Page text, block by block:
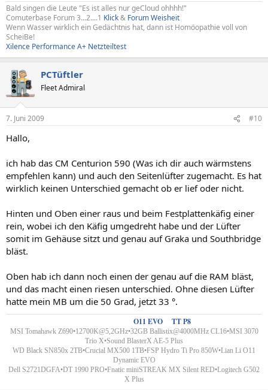
Bald singen die Leute "Es ist alles nur geCloud ohhhh!"
Comuterbase Forum 3...2....1 Klick& Forum Weisheit
Wenn Wasser wirklich ein Gedächtnis hat, dann ist Homöopathie voll von
ScheiBe!
Xilence Performance A+ Netzteiltest
PCTüftler
Fleet Admiral
7. Juni 2009 #10
Hallo,
ich hab das CM Centurion 590 (Was ich dir auch wärmstens
empfehlen kann) und auch den Seitenlüfter zugemacht. Es hat
wirklich keinen Unterschied gemacht ob er lief oder nicht.
Hinten und Oben einer raus und beim Festplattenkäfig einer
rein, wobei ich den Käfig umgedreht habe und der Lüfter
somit im Gehäuse sitzt und genau auf Graka und Southbridge
bläst.
Oben hab ich dann noch einen der genau auf die RAM bläst,
und das macht einen riesen unterschied. Ohne diesen Lüfter
hatte mein MB um die 50 Grad, jetzt 33 °.
O11 EVO TT P8
MSI Tomahawk Z690•12700K@5,2GHz•32GB Ballistix@4000MHz CL16•MSI 3070
Trio X•Sound BlasterX AE-5 Plus
WD Black SN850x 2TB•Crucial MX500 1TB•FSP Hydro Ti Pro 850W•Lian Li O11
Dynamic EVO
Dell S2721DGFA•DT 1990 PRO•Fnatic miniSTREAK MX Silent RED•Logitech G502
X Plus